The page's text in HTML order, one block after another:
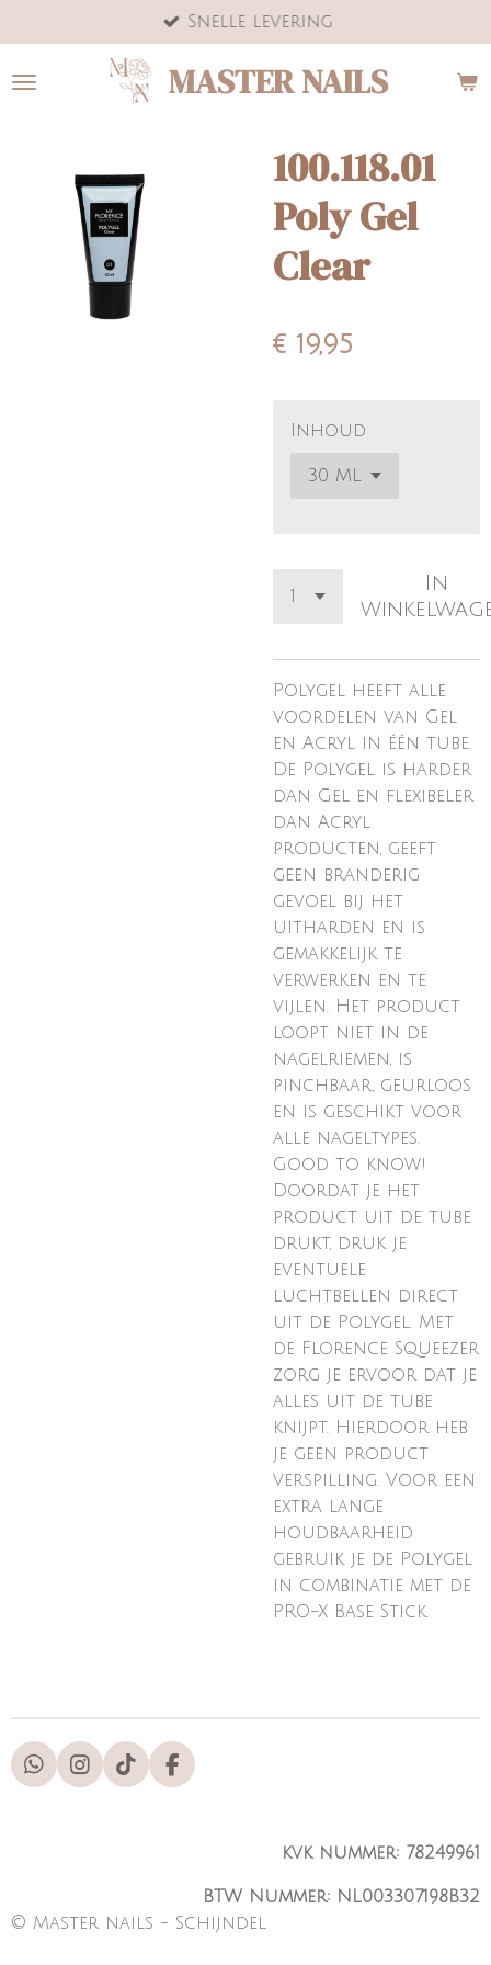
direct
naar
MASTER NAILS
Snelle levering
100.118.01
Poly Gel
Clear
€ 19,95
Inhoud
In
Polygel heeft alle
voordelen van Gel
en Acryl in één tube.
De Polygel is harder
dan Gel en flexibeler
dan Acryl
producten, geeft
geen branderig
gevoel bij het
uitharden en is
gemakkelijk te
verwerken en te
vijlen. Het product
loopt niet in de
nagelriemen, is
pinchbaar, geurloos
en is geschikt voor
alle nageltypes.
Good to know!
Doordat je het
product uit de tube
drukt, druk je
eventuele
luchtbellen direct
uit de Polygel. Met
de Florence Squeezer
zorg je ervoor dat je
alles uit de tube
knijpt. Hierdoor heb
je geen product
verspilling. Voor een
extra lange
houdbaarheid
gebruik je de Polygel
in combinatie met de
PRO-X Base Stick.
W
h
p
I
n
a
T
i
F
a
k
kvk nummer: 78249961
BTW Nummer: NL003307198B32
© Master nails - Schijndel